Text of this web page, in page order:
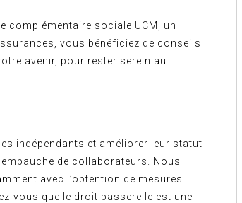
complémentaire sociale UCM, un
vous bénéficiez de conseils
avenir, pour rester serein au
indépendants et améliorer leur statut
de collaborateurs. Nous
avec l’obtention de mesures
vous que le droit passerelle est une